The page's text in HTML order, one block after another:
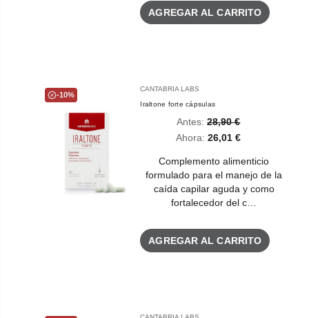
AGREGAR AL CARRITO
-10%
CANTABRIA LABS
Iraltone forte cápsulas
Ahora: 26,01 €
Antes: 28,90 €
Complemento alimenticio
formulado para el manejo de la
caída capilar aguda y como
fortalecedor del c…
AGREGAR AL CARRITO